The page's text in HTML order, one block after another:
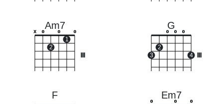
Am7
x o
2
o
1
o
G
3
2
o o o
4
F Em7
o o o